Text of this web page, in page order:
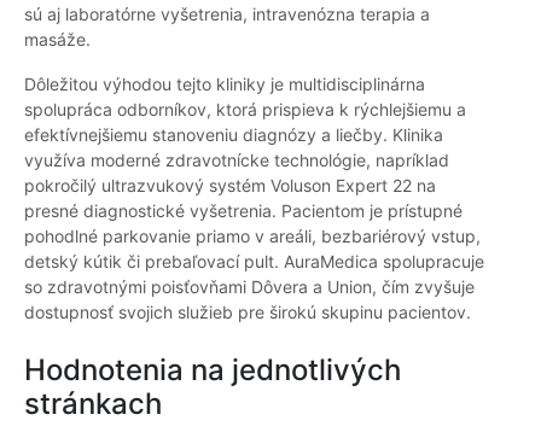
sú aj laboratórne vyšetrenia, intravenózna terapia a
masáže.
Dôležitou výhodou tejto kliniky je multidisciplinárna
spolupráca odborníkov, ktorá prispieva k rýchlejšiemu a
efektívnejšiemu stanoveniu diagnózy a liečby. Klinika
využíva moderné zdravotnícke technológie, napríklad
pokročilý ultrazvukový systém Voluson Expert 22 na
presné diagnostické vyšetrenia. Pacientom je prístupné
pohodlné parkovanie priamo v areáli, bezbariérový vstup,
detský kútik či prebaľovací pult. AuraMedica spolupracuje
so zdravotnými poisťovňami Dôvera a Union, čím zvyšuje
dostupnosť svojich služieb pre širokú skupinu pacientov.
Hodnotenia na jednotlivých
stránkach